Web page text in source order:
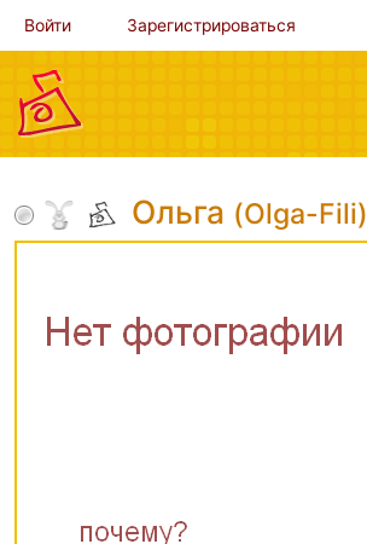
Войти Зарегистрироваться
Ольга (Olga-Fili)